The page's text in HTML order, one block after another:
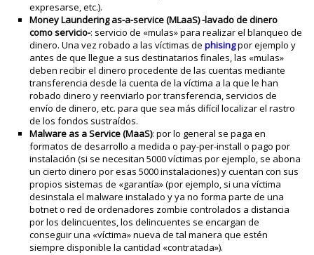
expresarse, etc.).
Money Laundering as-a-service (MLaaS) -lavado de dinero
como servicio-: servicio de «mulas» para realizar el blanqueo de
dinero. Una vez robado a las víctimas dephisingpor ejemplo y
antes de que llegue a sus destinatarios finales, las «mulas»
deben recibir el dinero procedente de las cuentas mediante
transferencia desde la cuenta de la víctima a la que le han
robado dinero y reenviarlo por transferencia, servicios de
envío de dinero, etc. para que sea más difícil localizar el rastro
de los fondos sustraídos.
Malware as a Service (MaaS): por lo general se paga en
formatos de desarrollo a medida o pay-per-install o pago por
instalación (si se necesitan 5000 víctimas por ejemplo, se abona
un cierto dinero por esas 5000 instalaciones) y cuentan con sus
propios sistemas de «garantía» (por ejemplo, si una víctima
desinstala el malware instalado y ya no forma parte de una
botnet o red de ordenadores zombie controlados a distancia
por los delincuentes, los delincuentes se encargan de
conseguir una «víctima» nueva de tal manera que estén
siempre disponible la cantidad «contratada»).